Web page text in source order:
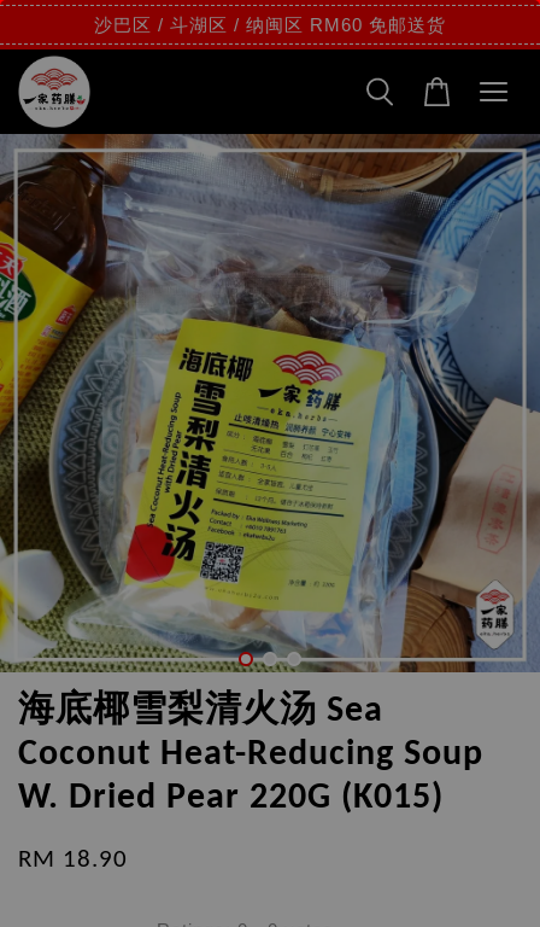
沙巴区 / 斗湖区 / 纳闽区 RM60 免邮送货
海底椰雪梨清火汤 Sea
Coconut Heat-Reducing Soup
W. Dried Pear 220G (K015)
RM 18.90